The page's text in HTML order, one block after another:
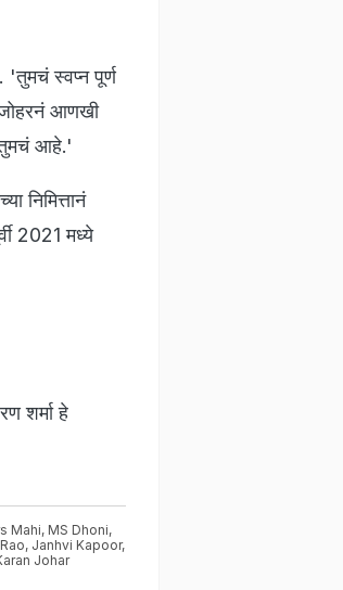
'तुमचं स्वप्न पूर्ण
जोहरनं आणखी
तुमचं आहे.'
निमित्तानं
2021 मध्ये
शर्मा हे
Mahi, MS Dhoni,
, Janhvi Kapoor,
Johar